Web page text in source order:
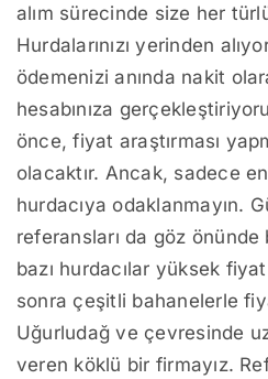
alım sürecinde size her
Hurdalarınızı yerinden
ödemenizi anında nakit
hesabınıza
önce, fiyat araştırması
olacaktır. Ancak, sadece
hurdacıya odaklanmayın.
referansları da göz
bazı hurdacılar yüksek
sonra çeşitli bahanelerle
Uğurludağ ve çevresinde
veren köklü bir firmayız.